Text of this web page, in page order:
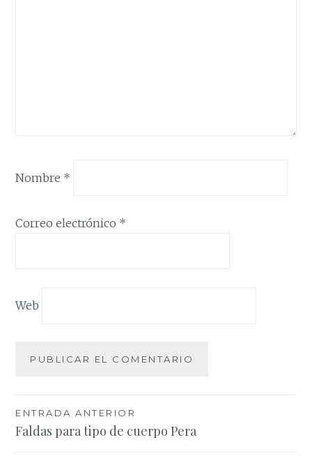
Nombre *
Correo electrónico *
Web
Navegación
de
ENTRADA ANTERIOR
Faldas para tipo de cuerpo Pera